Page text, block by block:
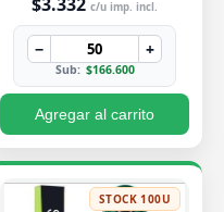
c/u imp. incl.
− +
Sub: $166.600
Agregar al carrito
STOCK 100U